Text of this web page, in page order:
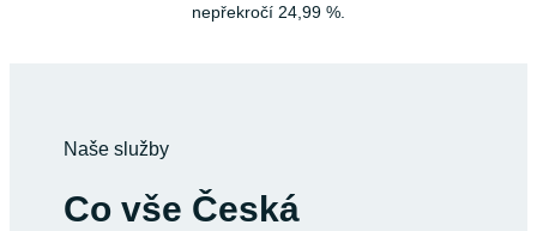
nepřekročí 24,99 %.
Naše služby
Co vše Česká